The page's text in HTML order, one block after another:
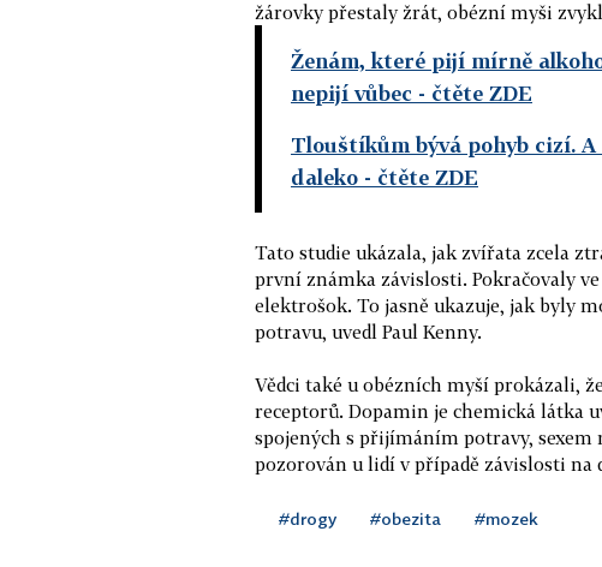
žárovky přestaly žrát, obézní myši
Ženám, které pijí mírně
nepijí vůbec - čtěte ZDE
Tlouštíkům bývá pohyb cizí.
daleko - čtěte ZDE
Tato studie ukázala, jak zvířata zcela
první známka závislosti. Pokračovaly
elektrošok. To jasně ukazuje, jak byly
potravu, uvedl Paul Kenny.
Vědci také u obézních myší prokázali,
receptorů. Dopamin je chemická látka
spojených s přijímáním potravy, sexem
pozorován u lidí v případě závislosti na
#drogy #obezita #mozek